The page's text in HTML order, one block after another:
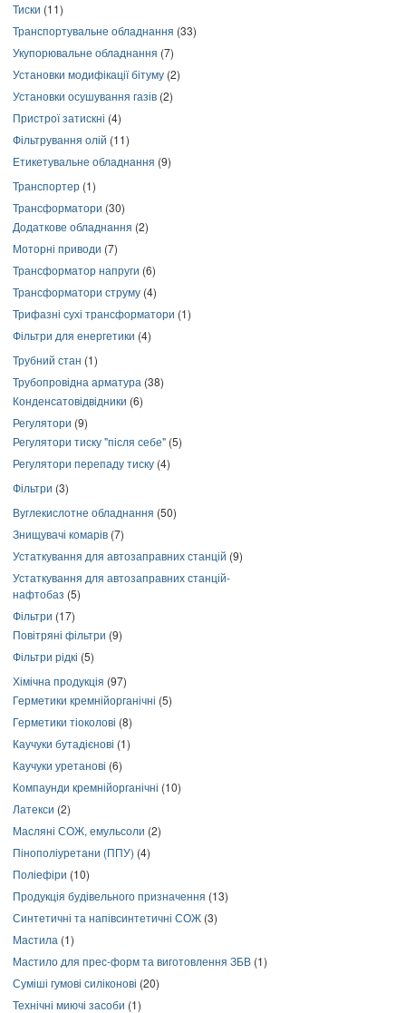
Тиски (11)
Транспортувальне обладнання (33)
Укупорювальне обладнання (7)
Установки модифікації бітуму (2)
Установки осушування газів (2)
Пристрої затискні (4)
Фільтрування олій (11)
Етикетувальне обладнання (9)
Транспортер (1)
Трансформатори (30)
Додаткове обладнання (2)
Моторні приводи (7)
Трансформатор напруги (6)
Трансформатори струму (4)
Трифазні сухі трансформатори (1)
Фільтри для енергетики (4)
Трубний стан (1)
Трубопровідна арматура (38)
Конденсатовідвідники (6)
Регулятори (9)
Регулятори тиску "після себе" (5)
Регулятори перепаду тиску (4)
Фільтри (3)
Вуглекислотне обладнання (50)
Знищувачі комарів (7)
Устаткування для автозаправних станцій (9)
Устаткування для автозаправних станцій-
нафтобаз (5)
Фільтри (17)
Повітряні фільтри (9)
Фільтри рідкі (5)
Хімічна продукція (97)
Герметики кремнійорганічні (5)
Герметики тіоколові (8)
Каучуки бутадієнові (1)
Каучуки уретанові (6)
Компаунди кремнійорганічні (10)
Латекси (2)
Масляні СОЖ, емульсоли (2)
Пінополіуретани (ППУ) (4)
Поліефіри (10)
Продукція будівельного призначення (13)
Синтетичні та напівсинтетичні СОЖ (3)
Мастила (1)
Мастило для прес-форм та виготовлення ЗБВ (1)
Суміші гумові силіконові (20)
Технічні миючі засоби (1)